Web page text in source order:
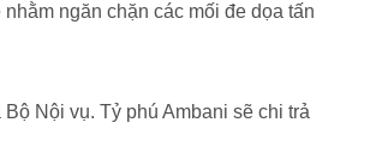
ngăn chặn các mối đe dọa tấn
Nội vụ. Tỷ phú Ambani sẽ chi trả